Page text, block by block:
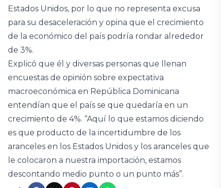
Estados Unidos, por lo que no representa excusa
para su desaceleración y opina que el crecimiento
de la económico del país podría rondar alrededor
de 3%.
Explicó que él y diversas personas que llenan
encuestas de opinión sobre expectativa
macroeconómica en República Dominicana
entendían que el país se que quedaría en un
crecimiento de 4%. “Aquí lo que estamos diciendo
es que producto de la incertidumbre de los
aranceles en los Estados Unidos y los aranceles que
le colocaron a nuestra importación, estamos
descontando medio punto o un punto más”.